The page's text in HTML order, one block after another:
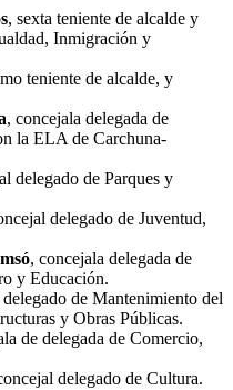
, sexta teniente de alcalde y
Inmigración y
teniente de alcalde, y
, concejala delegada de
la ELA de Carchuna-
delegado de Parques y
delegado de Juventud,
, concejala delegada de
y Educación.
de Mantenimiento del
y Obras Públicas.
de delegada de Comercio,
delegado de Cultura.